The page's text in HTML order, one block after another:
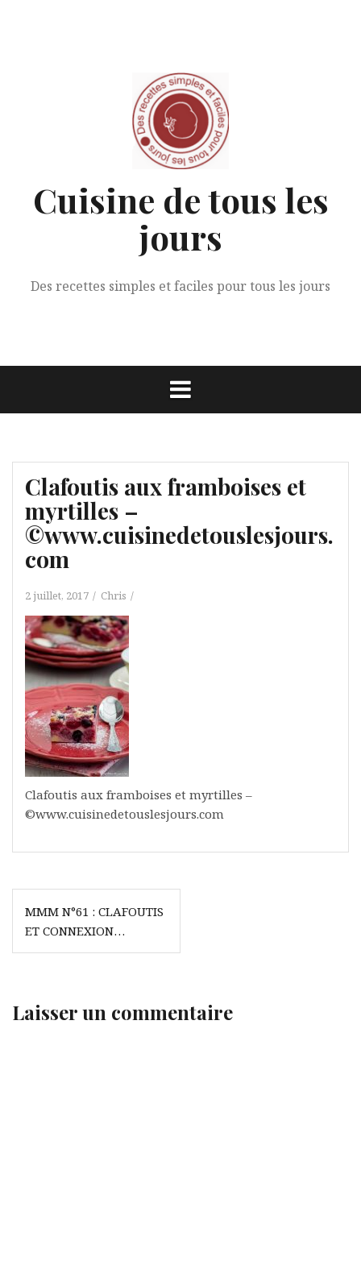
Cuisine de tous les
jours
Des recettes simples et faciles pour tous les jours
Clafoutis aux framboises et
myrtilles –
©www.cuisinedetouslesjours.
com
2 juillet, 2017 Chris
Clafoutis aux framboises et myrtilles –
©www.cuisinedetouslesjours.com
Navigation
de
l’article
MMM N°61 : CLAFOUTIS
ET CONNEXION…
Laisser un commentaire